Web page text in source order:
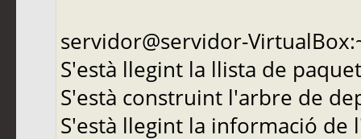
servidor@servidor-
S'està llegint la llista de
S'està construint l'arbre de
S'està llegint la informació de